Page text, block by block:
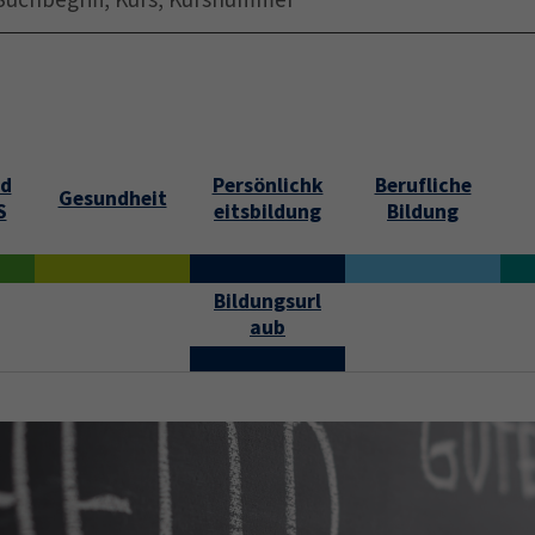
Gesundheit
Persönlichk
eitsbildung
Berufliche
Bildung
Bildungsurl
aub